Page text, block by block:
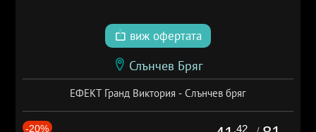
виж офертата
Слънчев Бряг
ЕФЕКТ Гранд Виктория - Слънчев бряг
-20% .42